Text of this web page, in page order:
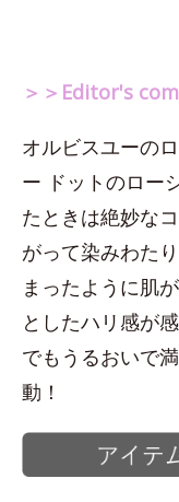
＞＞Editor's
オルビスユーの
ー ドットのロー
たときは絶妙な
がって染みわた
まったように肌
としたハリ感が
でもうるおいで
動！